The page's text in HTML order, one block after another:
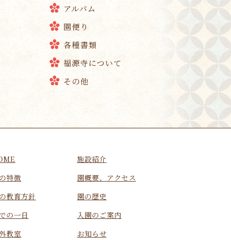
アルバム
園便り
各種書類
福源寺について
その他
特徴
教育方針
の一日
教室
施設紹介
園概要、アクセス
園の歴史
入園のご案内
お知らせ